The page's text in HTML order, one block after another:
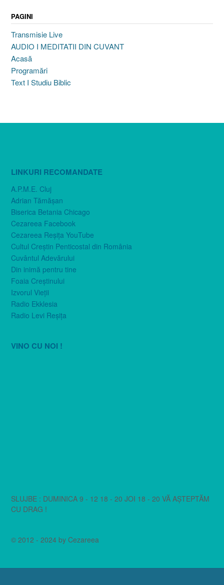
PAGINI
Transmisie Live
AUDIO I MEDITATII DIN CUVANT
Acasă
Programări
Text I Studiu Biblic
LINKURI RECOMANDATE
A.P.M.E. Cluj
Adrian Tămăşan
Biserica Betania Chicago
Cezareea Facebook
Cezareea Reşiţa YouTube
Cultul Creştin Penticostal din România
Cuvântul Adevărului
Din inimă pentru tine
Foaia Creştinului
Izvorul Vieţii
Radio Ekklesia
Radio Levi Reşiţa
VINO CU NOI !
SLUJBE : DUMINICA 9 - 12 18 - 20 JOI 18 - 20 VĂ AȘTEPTĂM
CU DRAG !
© 2012 - 2024 by Cezareea